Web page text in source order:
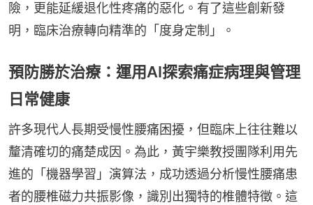
險，更能延緩退化性疼痛的惡化。有了這些創新發
明，臨床治療轉向精準的「度身定制」。
預防勝於治療：運用AI探索痛症病理與管理
日常健康
許多現代人長期受慢性腰痛困擾，但臨床上往往難以
釐清確切的痛楚成因。為此，黃宇樂教授團隊利用先
進的「機器學習」演算法，成功透過分析慢性腰痛患
者的腰椎磁力共振影像，識別出獨特的椎體特徵。這